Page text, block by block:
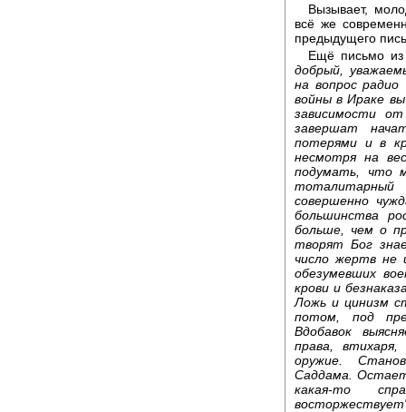
Вызывает,
всё же
предыдущего
Ещё письмо из
добрый,
на вопрос радио
войны в Ираке
зависимости
завершат
потерями и в
несмотря на
подумать, что
тоталитарный
совершенно
большинства
больше, чем о
творят Бог
число жертв не
обезумевших
крови и
Ложь и цинизм
потом, под
Вдобавок
права,
оружие.
Саддама.
какая-то